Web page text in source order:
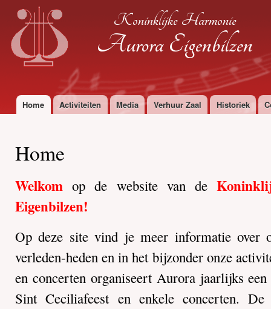
Koninklijke Harmonie
Aurora Eigenbilzen
Hoofdmenu
Home Activiteiten Media Verhuur Zaal Historiek
Home
Welkom op de website van de
Eigenbilzen!
Op deze site vind je meer informatie over
verleden-heden en in het bijzonder onze
en concerten organiseert Aurora jaarlijks een
Sint Ceciliafeest en enkele concerten. De